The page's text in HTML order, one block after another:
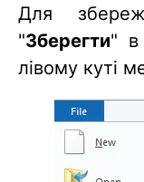
Для
"Зберегти"
лівому куті